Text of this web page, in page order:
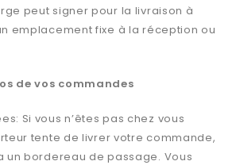
peut signer pour la livraison à
emplacement fixe à la réception ou
de vos commandes
Si vous n’êtes pas chez vous
tente de livrer votre commande,
un bordereau de passage. Vous